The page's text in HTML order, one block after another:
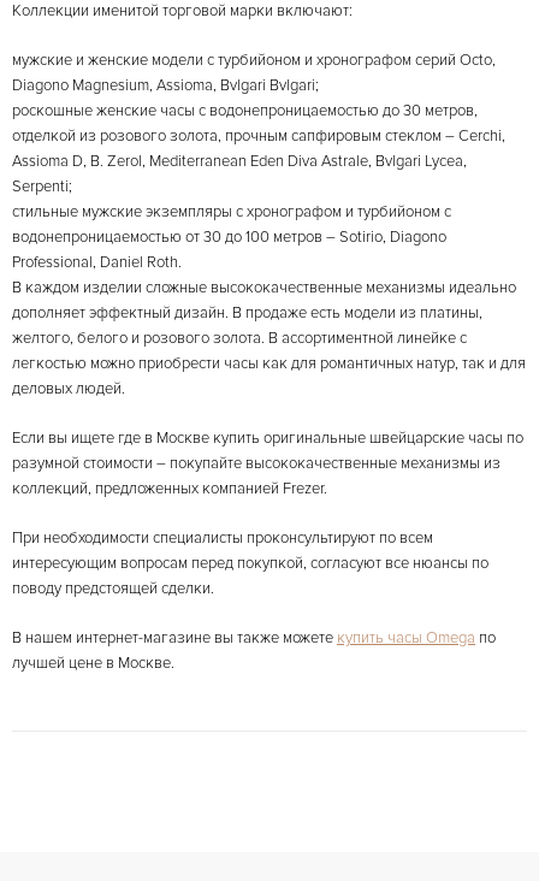
Коллекции именитой торговой марки включают:
мужские и женские модели с турбийоном и хронографом серий Octo,
Diagono Magnesium, Assioma, Bvlgari Bvlgari;
роскошные женские часы с водонепроницаемостью до 30 метров,
отделкой из розового золота, прочным сапфировым стеклом – Cerchi,
Assioma D, B. Zerol, Mediterranean Eden Diva Astrale, Bvlgari Lycea,
Serpenti;
стильные мужские экземпляры с хронографом и турбийоном с
водонепроницаемостью от 30 до 100 метров – Sotirio, Diagono
Professional, Daniel Roth.
В каждом изделии сложные высококачественные механизмы идеально
дополняет эффектный дизайн. В продаже есть модели из платины,
желтого, белого и розового золота. В ассортиментной линейке с
легкостью можно приобрести часы как для романтичных натур, так и для
деловых людей.
Если вы ищете где в Москве купить оригинальные швейцарские часы по
разумной стоимости – покупайте высококачественные механизмы из
коллекций, предложенных компанией Frezer.
При необходимости специалисты проконсультируют по всем
интересующим вопросам перед покупкой, согласуют все нюансы по
поводу предстоящей сделки.
В нашем интернет-магазине вы также можете купить часы Omega по
лучшей цене в Москве.